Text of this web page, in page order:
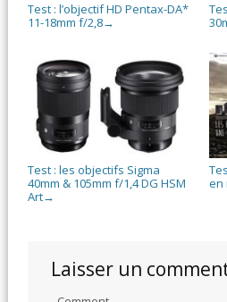
Test : l’objectif HD Pentax-DA*
11-18mm f/2,8→
Test : les objectifs Sigma
40mm & 105mm f/1,4 DG HSM
Art→
en
Laisser un